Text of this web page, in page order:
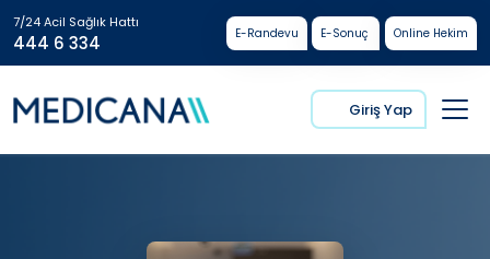
7/24 Acil Sağlık Hattı
444 6 334 E-Randevu E-Sonuç Online Hekim
Giriş Yap